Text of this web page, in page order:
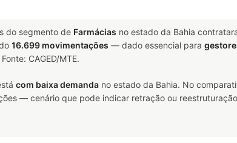
do segmento de Farmácias no estado da Bahia
16.699 movimentações — dado essencial para
CAGED/MTE.
com baixa demanda no estado da Bahia. No
— cenário que pode indicar retração ou